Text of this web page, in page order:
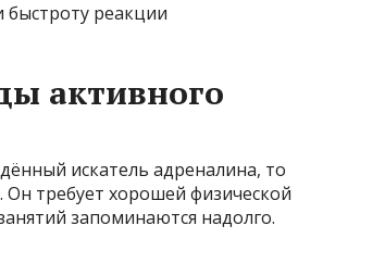
быстроту реакции
активного
искатель адреналина, то
требует хорошей физической
запоминаются надолго.